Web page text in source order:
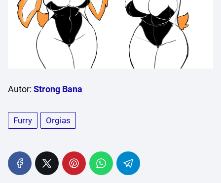
Autor: Strong Bana
Furry Orgias